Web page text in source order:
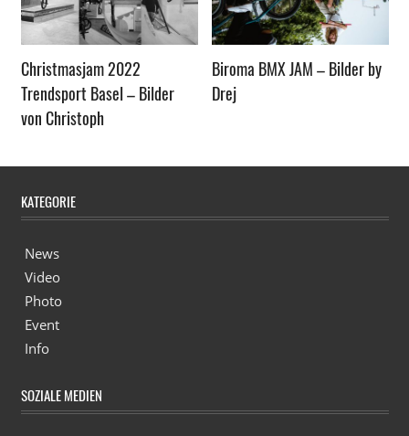
Christmasjam 2022
Trendsport Basel – Bilder
von Christoph
Biroma BMX JAM – Bilder by
Drej
KATEGORIE
News
Video
Photo
Event
Info
SOZIALE MEDIEN